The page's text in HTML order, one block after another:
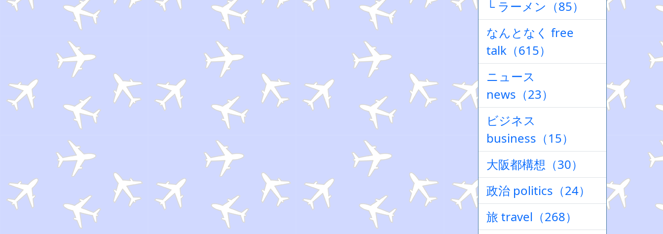
└ ラーメン（85）
なんとなく free
talk（615）
ニュース
news（23）
ビジネス
business（15）
大阪都構想（30）
政治 politics（24）
旅 travel（268）